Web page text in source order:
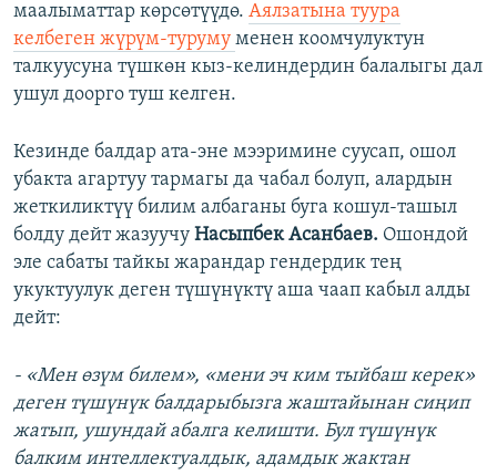
маалыматтар көрсөтүүдө. Аялзатына туура
келбеген жүрүм-туруму менен коомчулуктун
талкуусуна түшкөн кыз-келиндердин балалыгы дал
ушул доорго туш келген.
Кезинде балдар ата-эне мээримине суусап, ошол
убакта агартуу тармагы да чабал болуп, алардын
жеткиликтүү билим албаганы буга кошул-ташыл
болду дейт жазуучу Насыпбек Асанбаев. Ошондой
эле сабаты тайкы жарандар гендердик тең
укуктуулук деген түшүнүктү аша чаап кабыл алды
дейт:
- «Мен өзүм билем», «мени эч ким тыйбаш керек»
деген түшүнүк балдарыбызга жаштайынан сиңип
жатып, ушундай абалга келишти. Бул түшүнүк
балким интеллектуалдык, адамдык жактан